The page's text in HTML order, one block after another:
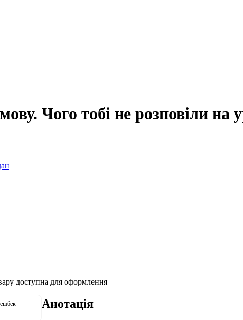
Чого тобі не розповіли на
доступна для оформлення
Анотація